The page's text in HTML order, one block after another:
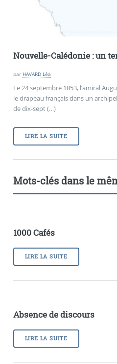
Nouvelle-Calédonie : un
par HAVARD Léa
Le 24 septembre 1853, l’amiral
le drapeau français dans un
de dix-sept (…)
LIRE LA SUITE
Mots-clés dans le
1000 Cafés
LIRE LA SUITE
Absence de discours
LIRE LA SUITE